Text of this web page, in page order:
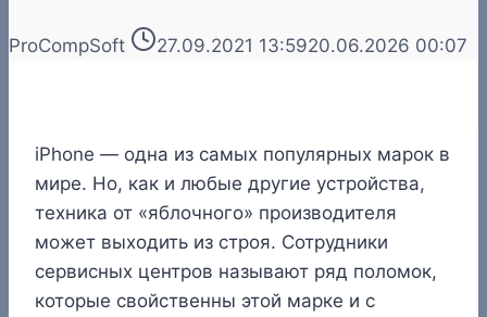
ProCompSoft 27.09.2021 13:5920.06.2026 00:07
iPhone — одна из самых популярных марок в
мире. Но, как и любые другие устройства,
техника от «яблочного» производителя
может выходить из строя. Сотрудники
сервисных центров называют ряд поломок,
которые свойственны этой марке и с